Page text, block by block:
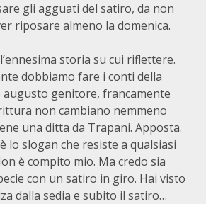
gli agguati del satiro, da non
riposare almeno la domenica.
storia su cui riflettere.
dobbiamo fare i conti della
augusto genitore, francamente
non cambiano nemmeno
una ditta da Trapani. Apposta.
lo slogan che resiste a qualsiasi
è compito mio. Ma credo sia
con un satiro in giro. Hai visto
dalla sedia e subito il satiro…